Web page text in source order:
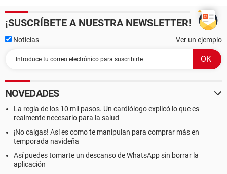
¡SUSCRÍBETE A NUESTRA NEWSLETTER!
Noticias Ver un ejemplo
NOVEDADES
La regla de los 10 mil pasos. Un cardiólogo explicó lo que es
realmente necesario para la salud
¡No caigas! Así es como te manipulan para comprar más en
temporada navideña
Así puedes tomarte un descanso de WhatsApp sin borrar la
aplicación